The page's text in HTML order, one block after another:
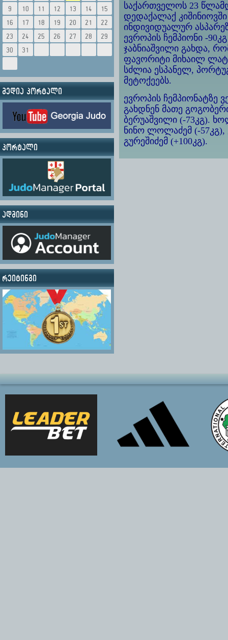
9
10 11 12 13 14
15
16
17 18 19 20 21
22
23
24 25 26 27 28
29
30
31
მედია პორტალი
პორტალი
ადმინი
რეიტინგი
საქართველოს 23
დედაქალაქ
ინდივიდუალურ
ევროპის ჩემპიონი -
ჯაბნიაშვილი გახდა,
ფავორიტი მიხაილ
სძლია ესპანელ,
მეტოქეებს.
ევროპის
გახდნენ მათე
ბერუაშვილი (-73კგ).
ნინო ლოლაძემ (-57კგ),
გურეშიძემ (+100კგ).